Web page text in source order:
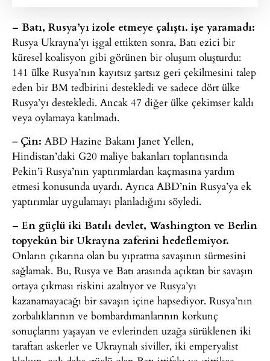
– Batı, Rusya’yı izole etmeye çalıştı. işe yaramadı:
Rusya Ukrayna’yı işgal ettikten sonra, Batı ezici bir
küresel koalisyon gibi görünen bir oluşum oluşturdu:
141 ülke Rusya’nın kayıtsız şartsız geri çekilmesini talep
eden bir BM tedbirini destekledi ve sadece dört ülke
Rusya’yı destekledi. Ancak 47 diğer ülke çekimser kaldı
veya oylamaya katılmadı.
– Çin: ABD Hazine Bakanı Janet Yellen,
Hindistan’daki G20 maliye bakanları toplantısında
Pekin’i Rusya’nın yaptırımlardan kaçmasına yardım
etmesi konusunda uyardı. Ayrıca ABD’nin Rusya’ya ek
yaptırımlar uygulamayı planladığını söyledi.
– En güçlü iki Batılı devlet, Washington ve Berlin
topyekûn bir Ukrayna zaferini hedeflemiyor.
Onların çıkarına olan bu yıpratma savaşının sürmesini
sağlamak. Bu, Rusya ve Batı arasında açıktan bir savaşın
ortaya çıkması riskini azaltıyor ve Rusya’yı
kazanamayacağı bir savaşın içine hapsediyor. Rusya’nın
zorbalıklarının ve bombardımanlarının korkunç
sonuçlarını yaşayan ve evlerinden uzağa sürüklenen iki
taraftan askerler ve Ukraynalı siviller, iki emperyalist